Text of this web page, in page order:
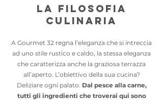
La filosofia
culinaria
A Gourmet 32 regna l’eleganza che si intreccia
ad uno stile rustico e caldo, la stessa eleganza
che caratterizza anche la graziosa terrazza
all’aperto. L’obiettivo della sua cucina?
Deliziare ogni palato. Dal pesce alla carne,
tutti gli ingredienti che troverai qui sono